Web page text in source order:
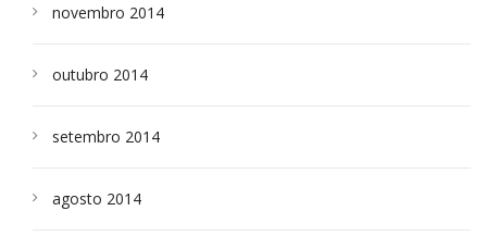
novembro 2014
outubro 2014
setembro 2014
agosto 2014